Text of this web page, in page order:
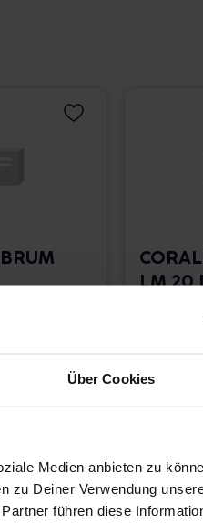
Über Cookies
Medien anbieten zu
zu Deiner Verwendung
führen diese
LM 20
10 ml •
16,62